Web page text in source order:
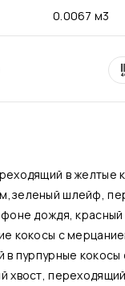
0.0067 м3
в желтые
шлейф,
дождя,
кокосы с
в пурпурные
хвост,